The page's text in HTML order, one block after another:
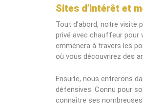
Sites d’intérêt et
Tout d’abord, notre visite
privé avec chauffeur pour
emmènera à travers les
où vous découvrirez des
Ensuite, nous entrerons
défensives. Connu pour
connaître ses